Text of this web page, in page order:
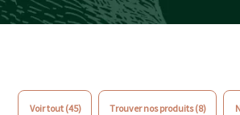
voir tout (45) trouver nos produits (8)